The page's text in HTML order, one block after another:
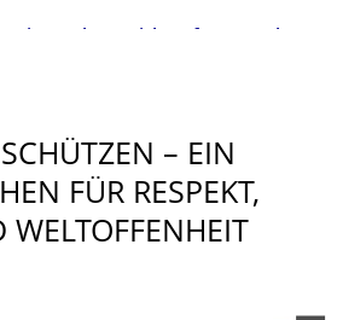
– EIN
FÜR RESPEKT,
WELTOFFENHEIT